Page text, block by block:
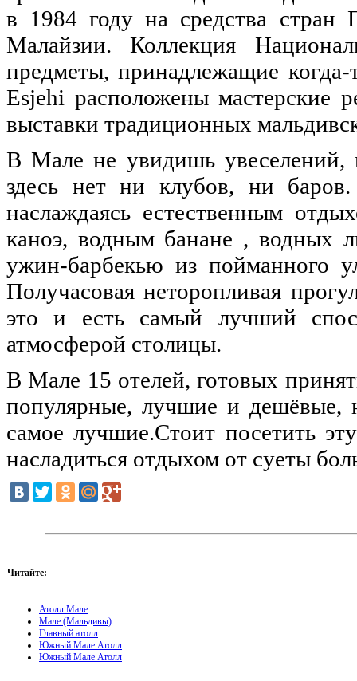
в 1984 году на средства стран
Малайзии. Коллекция
предметы, принадлежащие
Esjehi расположены мастерские
выставки традиционных
В Мале не увидишь увеселений,
здесь нет ни клубов, ни
наслаждаясь естественным
каноэ, водным банане , водных
ужин-барбекью из пойманного
Получасовая неторопливая
это и есть самый лучший
атмосферой столицы.
В Мале 15 отелей, готовых
популярные, лучшие и дешёвые,
самое лучшие.Стоит посетить
насладиться отдыхом от суеты
Читайте:
Атолл Мале
Мале (Мальдивы)
Главный атолл
Южный Мале Атолл
Южный Мале Атолл